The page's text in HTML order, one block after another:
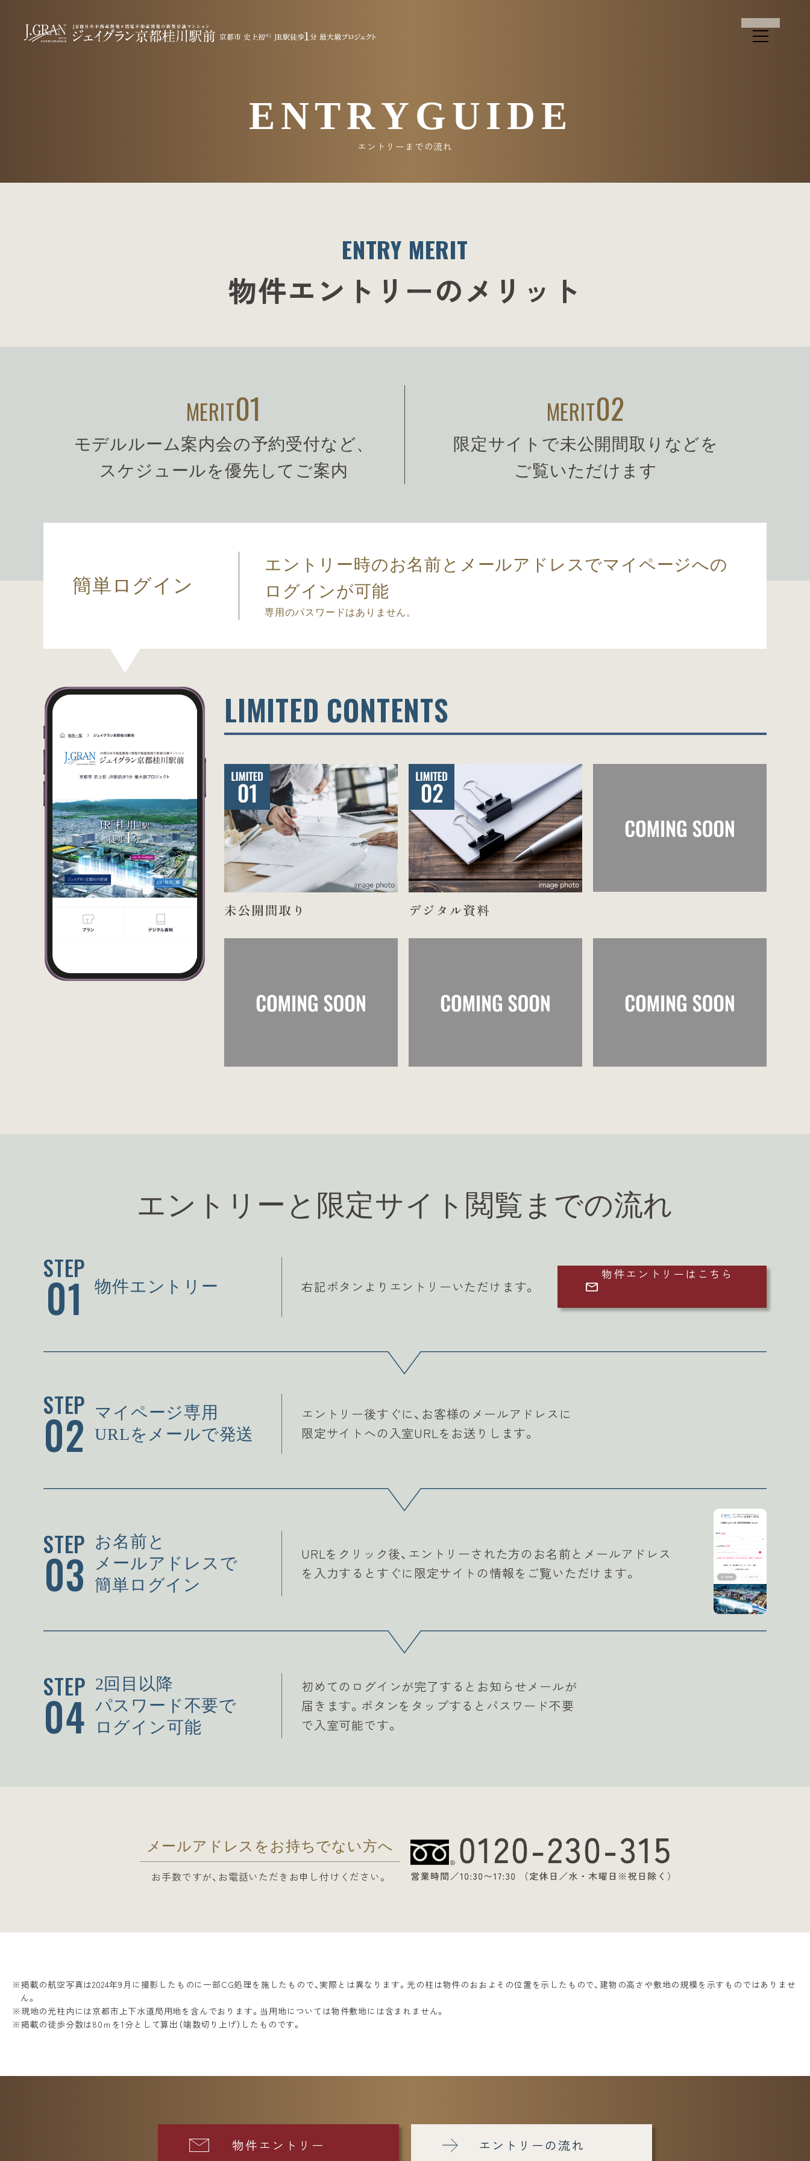
ENTRY GUIDE | 《公式》ジェイグラン京都桂川駅前
ENTRYGUIDE
エントリーまでの流れ
ENTRY MERIT
物件エントリーのメリット
MERIT01
モデルルーム案内会の予約受付など、
スケジュールを優先してご案内
MERIT02
限定サイトで未公開間取りなどを
ご覧いただけます
簡単 ログイン
エントリー時のお名前とメールアドレスでマイページへの
ログインが可能
専用のパスワードはありません。
LIMITED CONTENTS
エントリーと限定サイト 閲覧までの流れ
STEP
01 物件エントリー 右記ボタンよりエントリーいただけます。
物件エントリーはこちら
STEP
02
マイページ専用
URLをメールで発送
エントリー後すぐに、お客様のメールアドレスに
限定サイトへの入室URLをお送りします。
STEP
03
お名前と
メールアドレスで
簡単ログイン
URLをクリック後、エントリーされた方のお名前とメールアドレス
を入力するとすぐに限定サイトの情報をご覧いただけます。
STEP
04
2回目以降
パスワード不要で
ログイン可能
初めてのログインが完了するとお知らせメールが
届きます。ボタンをタップするとパスワード不要
で入室可能です。
メールアドレスをお持ちでない方へ
お手数ですが、お電話いただきお申し付けください。
※掲載の航空写真は2024年9月に撮影したものに一部CG処理を施したもので、実際とは異なります。光の柱は物件のおおよその位置を示したもので、建物の高さや敷地の規模を示すものではありませ
ん。
※現地の光柱内には京都市上下水道局用地を含んでおります。当用地については物件敷地には含まれません。
※掲載の徒歩分数は80ｍを1分として算出（端数切り上げ）したものです。
物件エントリー エントリーの流れ